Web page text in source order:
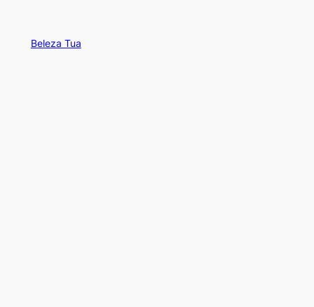
Beleza Tua